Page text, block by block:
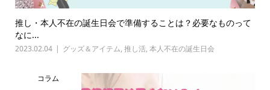
推し・本人不在の誕生日会で準備することは？必要なものって
なに...
2023.02.04 グッズ＆アイテム, 推し活, 本人不在の誕生日会
コラム